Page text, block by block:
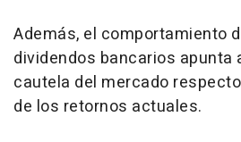
Además, el comportamiento
dividendos bancarios apunta
cautela del mercado
de los retornos actuales.